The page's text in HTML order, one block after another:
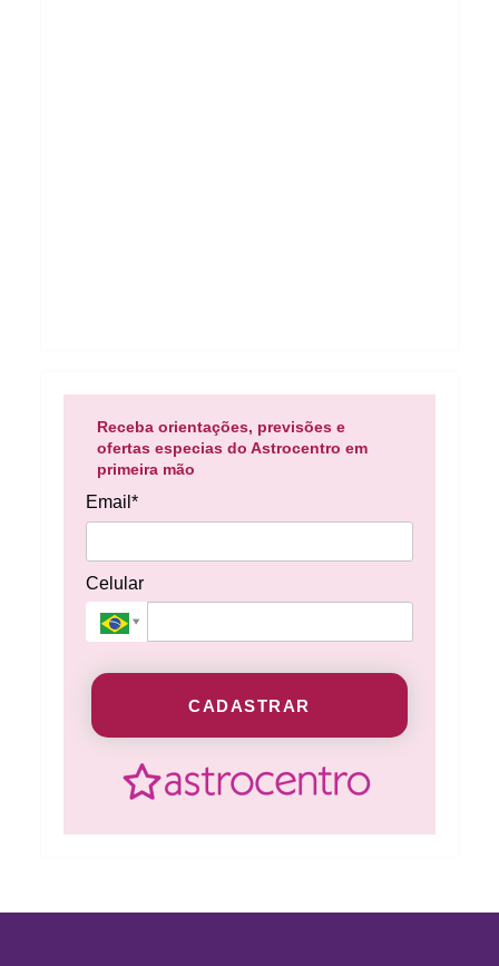
Receba orientações, previsões e
ofertas especias do Astrocentro em
primeira mão
Email*
Celular
CADASTRAR